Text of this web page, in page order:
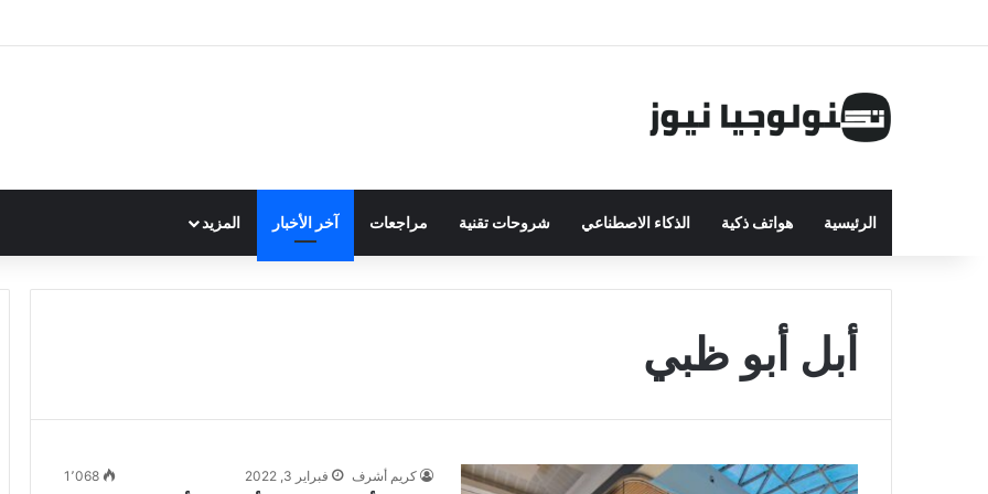
الرئيسية هواتف ذكية الذكاء الاصطناعي شروحات تقنية مراجعات آخر الأخبار المزيد
أبل أبو ظبي
كريم أشرف فبراير 3, 2022 1٬068